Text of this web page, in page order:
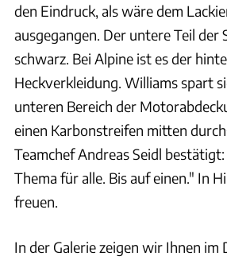
den Eindruck, als wäre dem
ausgegangen. Der untere Teil der
schwarz. Bei Alpine ist es der
Heckverkleidung. Williams spart
unteren Bereich der
einen Karbonstreifen mitten
Teamchef Andreas Seidl
Thema für alle. Bis auf einen." In
freuen.
In der Galerie zeigen wir Ihnen im